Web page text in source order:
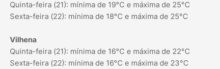
Quinta-feira (21): mínima de 19°C e máxima de 25°C
Sexta-feira (22): mínima de 18°C e máxima de 25°C
Vilhena
Quinta-feira (21): mínima de 16°C e máxima de 22°C
Sexta-feira (22): mínima de 16°C e máxima de 23°C